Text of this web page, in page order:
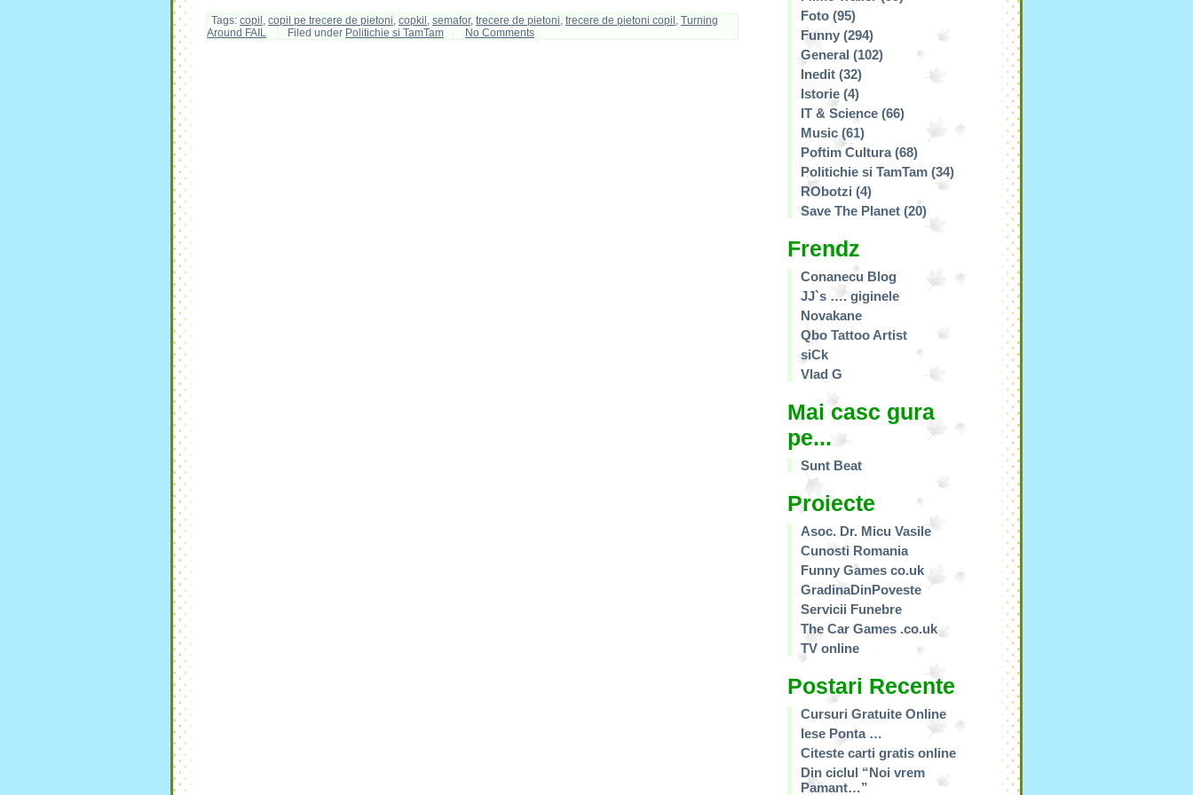
Tags: copil , copil pe trecere de pietoni, copkil , semafor, trecere de pietoni, trecere de pietoni copil , Turning
Around FAIL
Filed under Politichie si TamTam No Comments
Foto (95)
Funny (294)
General (102)
Inedit (32)
Istorie (4)
IT & Science (66)
Music (61)
Poftim Cultura(68)
Politichie si TamTam (34)
RObotzi (4)
Save The Planet (20)
Frendz
Conanecu Blog
JJ`s …. giginele
Novakane
Qbo Tattoo Artist
siCk
Vlad G
Mai casc gura
pe...
Sunt Beat
Proiecte
Asoc. Dr. Micu Vasile
Cunosti Romania
Funny Games co.uk
GradinaDinPoveste
Servicii Funebre
The Car Games .co.uk
TV online
Postari Recente
Cursuri Gratuite Online
Iese Ponta …
Citeste carti gratis online
Din ciclul “Noi vrem
Pamant…”